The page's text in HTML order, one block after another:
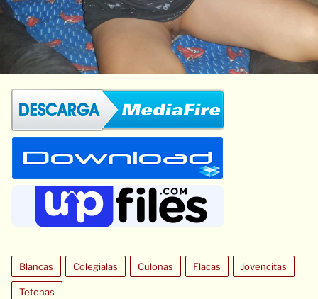
Blancas Colegialas Culonas Flacas Jovencitas
Tetonas